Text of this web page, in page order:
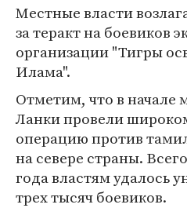
Местные власти
за теракт на боевиков
организации "Тигры
Илама".
Отметим, что в начале
Ланки провели
операцию против
на севере страны.
года властям удалось
трех тысяч боевиков.